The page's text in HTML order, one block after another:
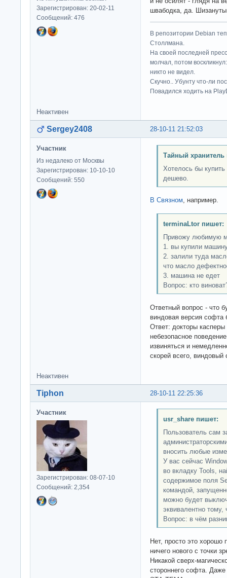
Зарегистрирован: 20-02-11
Сообщений: 476
швабодка, да.
В репозитории Debian
Столлмана.
На своей последней
молчал, потом
никто не видел.
Скучно.. Убунту что-ли
Повадился ходить на
Неактивен
28-10-11 21:52:03
Sergey2408
Участник
Из недалеко от Москвы
Зарегистрирован: 10-10-10
Сообщений: 550
Тайный хранитель
Хотелось бы
дешево.
В Связном, например.
terminaLtor пишет:
Привожу любимую
1. вы купили
2. залили туда
что масло
3. машина не едет
Вопрос: кто
Ответный вопрос - что
виндовая версия софта
Ответ: докторы касперы
небезопасное
извиняться и
скорей всего, виндовый
Неактивен
28-10-11 22:25:36
Tiphon
Участник
Зарегистрирован: 08-07-10
Сообщений: 2,354
usr_share пишет:
Пользователь сам
вносить любые
У вас сейчас
во вкладку Tools,
содержимое поля
командой,
можно будет
эквивалентно тому,
Вопрос: в чём
Нет, просто это хорошо
ничего нового с точки
Никакой сверх-
стороннего софта.